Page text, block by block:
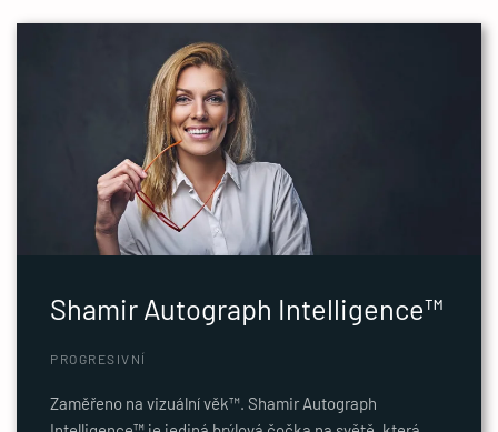
Shamir Autograph Intelligence™
PROGRESIVNÍ
Zaměřeno na vizuální věk™. Shamir Autograph